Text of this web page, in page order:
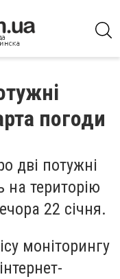
погоди
дві потужні
на територію
22 січня.
моніторингу